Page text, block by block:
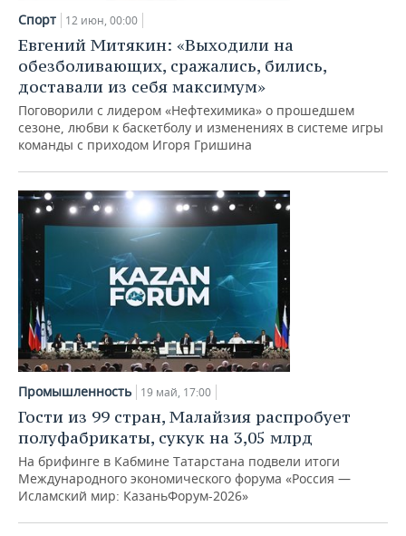
Спорт 12 июн, 00:00
Евгений Митякин: «Выходили на
обезболивающих, сражались, бились,
доставали из себя максимум»
Поговорили с лидером «Нефтехимика» о прошедшем
сезоне, любви к баскетболу и изменениях в системе игры
команды с приходом Игоря Гришина
Промышленность 19 май, 17:00
Гости из 99 стран, Малайзия распробует
полуфабрикаты, сукук на 3,05 млрд
На брифинге в Кабмине Татарстана подвели итоги
Международного экономического форума «Россия —
Исламский мир: КазаньФорум-2026»